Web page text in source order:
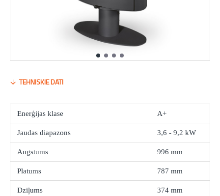
TEHNISKIE DATI
Enerģijas klase A+
Jaudas diapazons 3,6 - 9,2 kW
Augstums 996 mm
Platums 787 mm
Dziļums 374 mm